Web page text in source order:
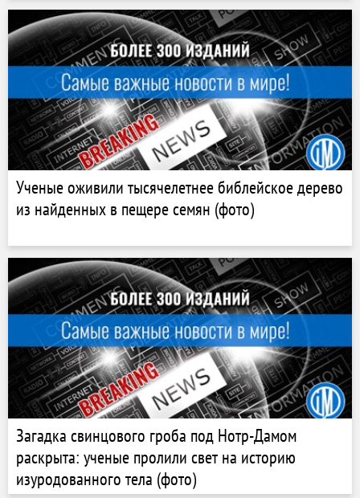
Ученые оживили тысячелетнее библейское дерево
из найденных в пещере семян (фото)
Загадка свинцового гроба под Нотр-Дамом
раскрыта: ученые пролили свет на историю
изуродованного тела (фото)